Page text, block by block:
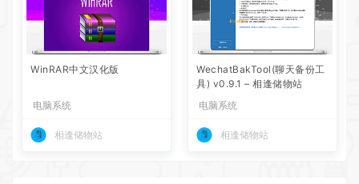
WinRAR中文汉化版
电脑系统
相逢储物站
WechatBakTool(聊天备份工
具) v0.9.1 – 相逢储物站
电脑系统
相逢储物站